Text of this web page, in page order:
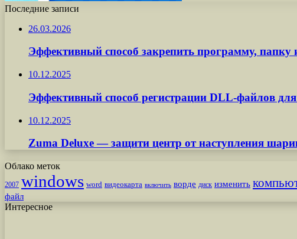
Последние записи
26.03.2026
Эффективный способ закрепить программу,
10.12.2025
Эффективный способ регистрации DLL-файлов
10.12.2025
Zuma Deluxe — защити центр от наступления
Облако меток
2007 windows word видеокарта включить ворде диск изменить
файл
Интересное